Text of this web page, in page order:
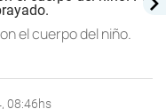
el cuerpo del niño.
08:46hs